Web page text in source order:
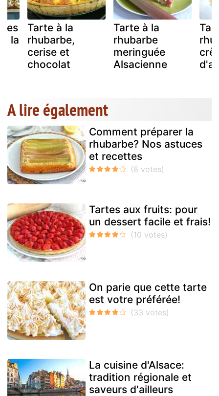
la
Tarte à la
rhubarbe,
cerise et
chocolat
Tarte à la
rhubarbe
meringuée
Alsacienne
A lire également
Comment préparer la
rhubarbe? Nos astuces
et recettes
Tartes aux fruits: pour
un dessert facile et frais!
On parie que cette tarte
est votre préférée!
La cuisine d'Alsace:
tradition régionale et
saveurs d'ailleurs